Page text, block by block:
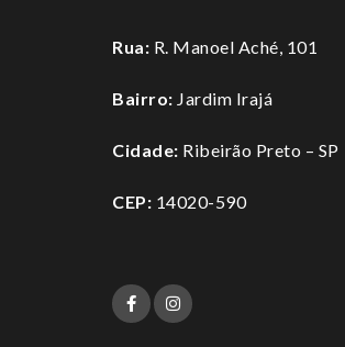
Rua: R. Manoel Aché, 101
Bairro: Jardim Irajá
Cidade: Ribeirão Preto – SP
CEP: 14020-590